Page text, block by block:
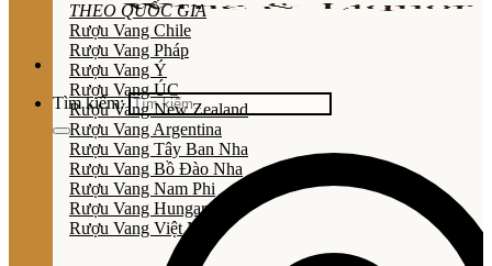
Tìm kiếm:
THEO QUỐC GIA
Rượu Vang Chile
Rượu Vang Pháp
Rượu Vang Ý
Rượu Vang ÚC
Rượu Vang New Zealand
Rượu Vang Argentina
Rượu Vang Tây Ban Nha
Rượu Vang Bồ Đào Nha
Rượu Vang Nam Phi
Rượu Vang Hungary
Rượu Vang Việt Nam